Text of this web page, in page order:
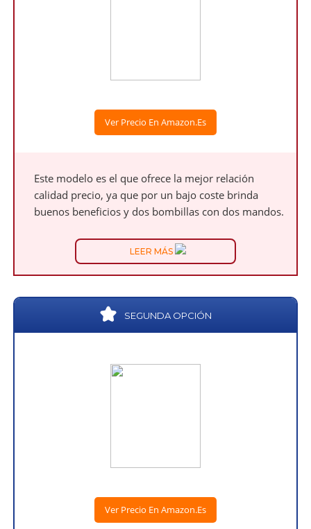
Ver Precio En Amazon.es
Este modelo es el que ofrece la mejor relación
calidad precio, ya que por un bajo coste brinda
buenos beneficios y dos bombillas con dos mandos.
LEER MÁS
SEGUNDA OPCIÓN
Ver Precio En Amazon.es